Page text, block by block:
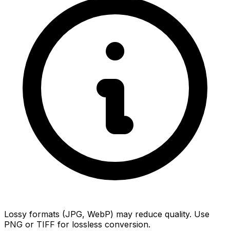
Lossy formats (JPG, WebP) may reduce quality. Use
PNG or TIFF for lossless conversion.